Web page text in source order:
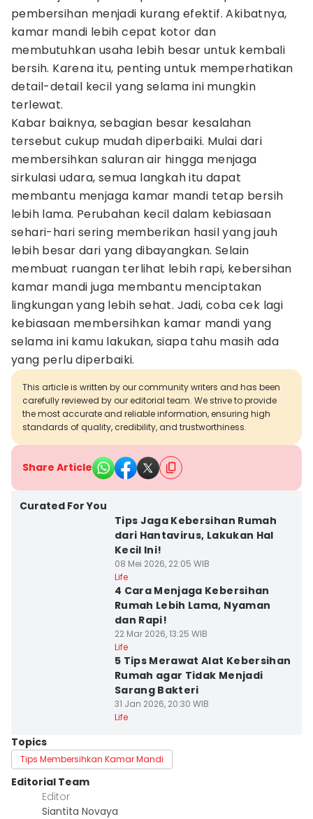
pembersihan menjadi kurang efektif. Akibatnya,
kamar mandi lebih cepat kotor dan
membutuhkan usaha lebih besar untuk kembali
bersih. Karena itu, penting untuk memperhatikan
detail-detail kecil yang selama ini mungkin
terlewat.
Kabar baiknya, sebagian besar kesalahan
tersebut cukup mudah diperbaiki. Mulai dari
membersihkan saluran air hingga menjaga
sirkulasi udara, semua langkah itu dapat
membantu menjaga kamar mandi tetap bersih
lebih lama. Perubahan kecil dalam kebiasaan
sehari-hari sering memberikan hasil yang jauh
lebih besar dari yang dibayangkan. Selain
membuat ruangan terlihat lebih rapi, kebersihan
kamar mandi juga membantu menciptakan
lingkungan yang lebih sehat. Jadi, coba cek lagi
kebiasaan membersihkan kamar mandi yang
selama ini kamu lakukan, siapa tahu masih ada
yang perlu diperbaiki.
This article is written by our community writers and has been
carefully reviewed by our editorial team. We strive to provide
the most accurate and reliable information, ensuring high
standards of quality, credibility, and trustworthiness.
Share Article
Curated For You
Tips Jaga Kebersihan Rumah
dari Hantavirus, Lakukan Hal
Kecil Ini!
08 Mei 2026, 22:05 WIB
Life
4 Cara Menjaga Kebersihan
Rumah Lebih Lama, Nyaman
dan Rapi!
22 Mar 2026, 13:25 WIB
Life
5 Tips Merawat Alat Kebersihan
Rumah agar Tidak Menjadi
Sarang Bakteri
31 Jan 2026, 20:30 WIB
Life
Topics
Tips Membersihkan Kamar Mandi
Editorial Team
Editor
Siantita Novaya